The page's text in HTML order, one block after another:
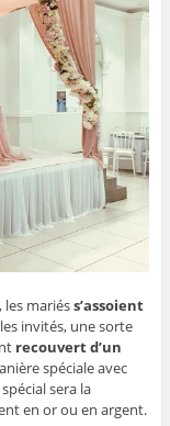
mariéss’assoient
invités, une sorte
recouvert d’un
spéciale avec
sera la
en or ou en argent.